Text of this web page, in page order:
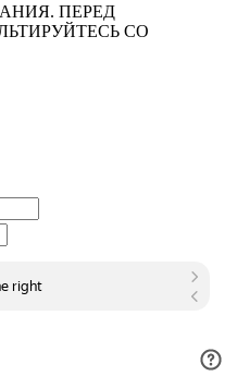
ПЕРЕД
СО